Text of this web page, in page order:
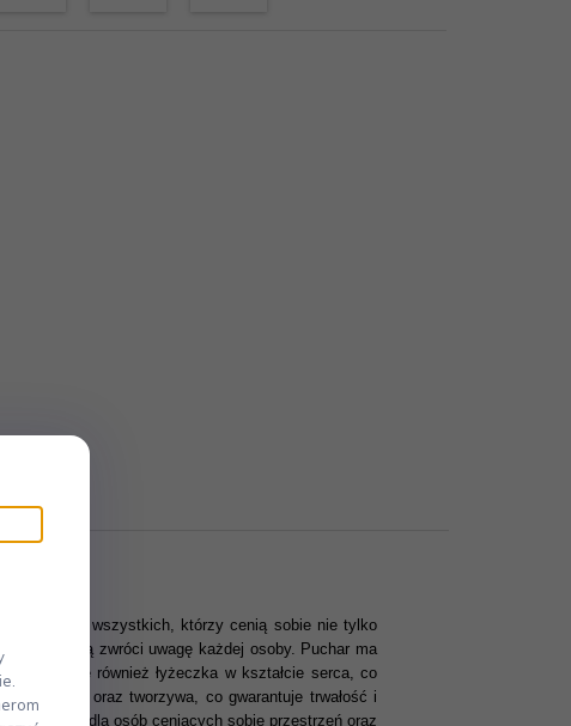
z myślą o wszystkich, którzy cenią sobie nie tylko
pewnością zwróci uwagę każdej osoby. Puchar ma
się również łyżeczka w kształcie serca, co
oraz tworzywa, co gwarantuje trwałość i
produkt dla osób ceniących sobie przestrzeń oraz